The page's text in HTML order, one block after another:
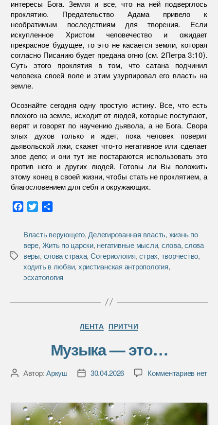
интересы Бога. Земля и все, что на ней подверглось
проклятию. Предательство Адама привело к
необратимым последствиям для творения. Если
искупленное Христом человечество и ожидает
прекрасное будущее, то это не касается земли, которая
согласно Писанию будет предана огню (см. 2Петра 3:10).
Суть этого проклятия в том, что сатана подчинил
человека своей воле и этим узурпировал его власть на
земле.
Осознайте сегодня одну простую истину. Все, что есть
плохого на земле, исходит от людей, которые поступают,
верят и говорят по научению дьявола, а не Бога. Свора
злых духов только и ждет, пока человек поверит
дьявольской лжи, скажет что-то негативное или сделает
злое дело; и они тут же постараются использовать это
против него и других людей. Готовы ли Вы положить
этому конец в своей жизни, чтобы стать не проклятием, а
благословением для себя и окружающих.
e
b
o
o
k
t
t
e
r
р
а
в
и
т
Метки
Власть верующего,Делегированная власть, жизнь по
вере, Жить по царски, негативные мысли, слова,слова
веры, слова страха, Сотериология,страх, творчество,
ходить в любви, христианская антропология,
эсхатология
Рубрики
ЛЕНТА ПРИТЧИ
Музыка — это…
АвторАвтор:Аркуш
Дата30.04.2026 Комментариевк
—
нет